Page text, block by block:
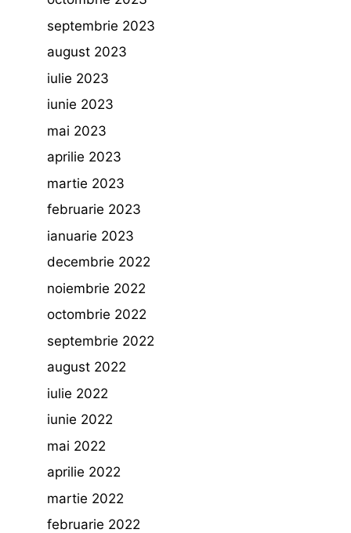
septembrie 2023
august 2023
iulie 2023
iunie 2023
mai 2023
aprilie 2023
martie 2023
februarie 2023
ianuarie 2023
decembrie 2022
noiembrie 2022
octombrie 2022
septembrie 2022
august 2022
iulie 2022
iunie 2022
mai 2022
aprilie 2022
martie 2022
februarie 2022